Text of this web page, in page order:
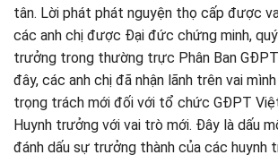
tân. Lời phát phát nguyện thọ cấp được
các anh chị được Đại đức chứng minh,
trưởng trong thường trực Phân Ban
đây, các anh chị đã nhận lãnh trên vai
trọng trách mới đối với tổ chức GĐPT
Huynh trưởng với vai trò mới. Đây là dấu
đánh dấu sự trưởng thành của các huynh